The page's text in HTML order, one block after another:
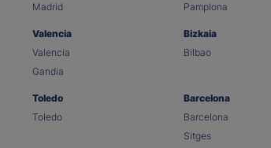
Madrid
Pamplona
Valencia
Valencia
Gandia
Bizkaia
Bilbao
Toledo
Toledo
Barcelona
Barcelona
Sitges